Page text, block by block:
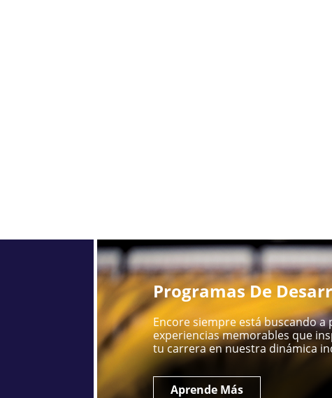
Programas De
Encore siempre está buscando
experiencias memorables que
tu carrera en nuestra dinámica
Aprende Más